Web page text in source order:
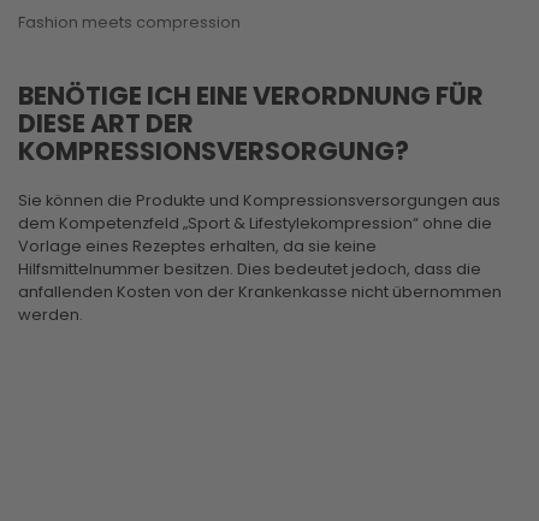
Fashion meets compression
BENÖTIGE ICH EINE VERORDNUNG FÜR
DIESE ART DER
KOMPRESSIONSVERSORGUNG?
Sie können die Produkte und Kompressionsversorgungen aus
dem Kompetenzfeld „Sport & Lifestylekompression“ ohne die
Vorlage eines Rezeptes erhalten, da sie keine
Hilfsmittelnummer besitzen. Dies bedeutet jedoch, dass die
anfallenden Kosten von der Krankenkasse nicht übernommen
werden.